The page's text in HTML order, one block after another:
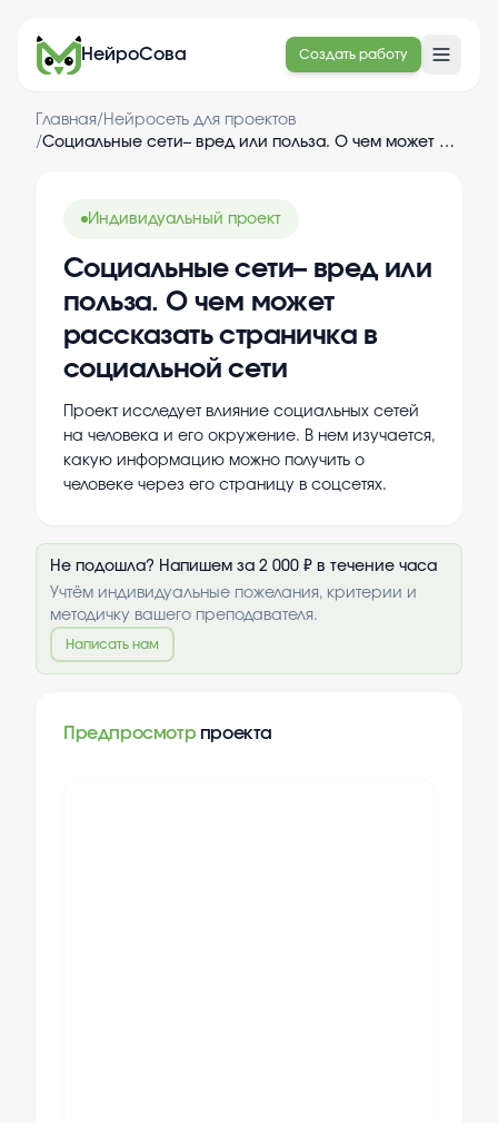
НейроСова Создать работу
Главная/ Нейросеть для проектов
/
Социальные сети– вред или польза. О чем может рассказать страничка в социальной сети
Индивидуальный проект
Социальные сети– вред или
польза. О чем может
рассказать страничка в
социальной сети
Проект исследует влияние социальных сетей
на человека и его окружение. В нем изучается,
какую информацию можно получить о
человеке через его страницу в соцсетях.
Не подошла? Напишем за 2 000 ₽ в течение часа
Учтём индивидуальные пожелания, критерии и
методичку вашего преподавателя.
Написать нам
Предпросмотр проекта